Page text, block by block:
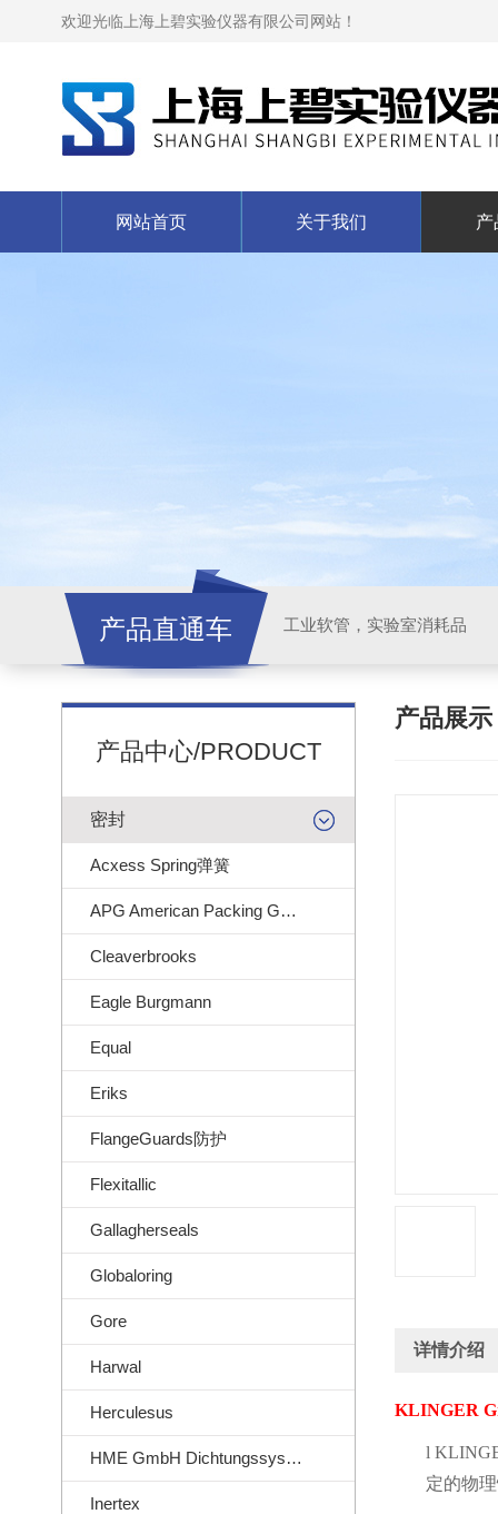
欢迎光临上海上碧实验仪器有限公司网站！
网站首页 关于我们 产
产品直通车 工业软管，实验室消耗品
产品中心/PRODUCT
密封
Acxess Spring弹簧
APG American Packing Gasket
Cleaverbrooks
Eagle Burgmann
Equal
Eriks
FlangeGuards防护
Flexitallic
Gallagherseals
Globaloring
Gore
Harwal
Herculesus
HME GmbH Dichtungssysteme
Inertex
产品展示
详情介绍
KLINGER
l
定的物